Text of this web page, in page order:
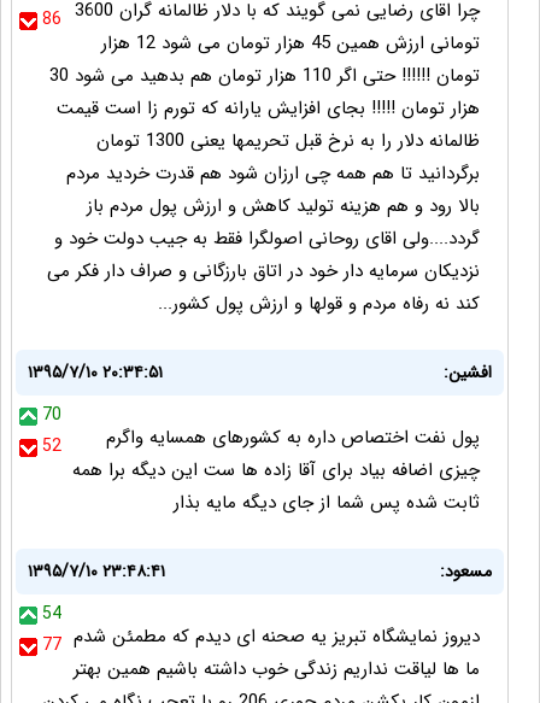
86 چرا اقای رضایی نمی گویند که با دلار ظالمانه گران 3600
تومانی ارزش همین 45 هزار تومان می شود 12 هزار
تومان !!!!!! حتی اگر 110 هزار تومان هم بدهید می شود 30
هزار تومان !!!!! بجای افزایش یارانه که تورم زا است قیمت
ظالمانه دلار را به نرخ قبل تحریمها یعنی 1300 تومان
برگردانید تا هم همه چی ارزان شود هم قدرت خردید مردم
بالا رود و هم هزینه تولید کاهش و ارزش پول مردم باز
گردد....ولی اقای روحانی اصولگرا فقط به جیب دولت خود و
نزدیکان سرمایه دار خود در اتاق بارزگانی و صراف دار فکر می
کند نه رفاه مردم و قولها و ارزش پول کشور...
افشین:
۱۳۹۵/۷/۱۰ ۲۰:۳۴:۵۱
70
52
پول نفت اختصاص داره به کشورهای همسایه واگرم
چیزی اضافه بیاد برای آقا زاده ها ست این دیگه برا همه
ثابت شده پس شما از جای دیگه مایه بذار
مسعود:
۱۳۹۵/۷/۱۰ ۲۳:۴۸:۴۱
54
77 دیروز نمایشگاه تبریز یه صحنه ای دیدم که مطمئن شدم
ما ها لیاقت نداریم زندگی خوب داشته باشیم همین بهتر